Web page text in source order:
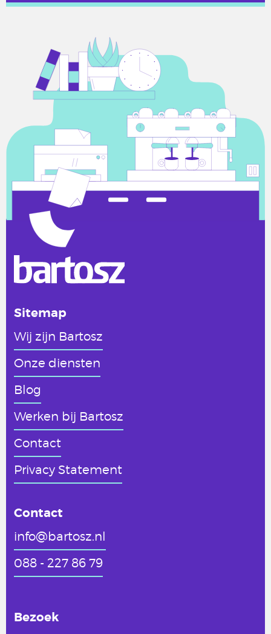
Sitemap
Wij zijn Bartosz
Onze diensten
Blog
Werken bij Bartosz
Contact
Privacy Statement
Contact
info@bartosz.nl
088 - 227 86 79
Bezoek